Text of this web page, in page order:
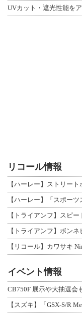
リコール情報
【ハーレー】ストリー
【トライアンフ】スピ
【リコール】カワサキ
イベント情報
CB750F 展示や大抽選会
【スズキ】「GSX-S/R